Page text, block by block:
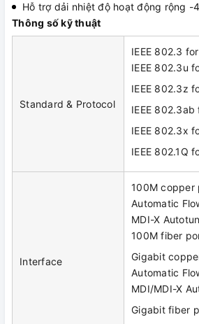
Hỗ trợ dải nhiệt độ hoạt động rộng
Thông số kỹ thuật
Standard & Protocol
IEEE 802.3
IEEE 802.3u
IEEE 802.3z
IEEE
IEEE 802.3x
IEEE 802.1Q
Interface
100M copper
Automatic
MDI-X
100M fiber
Gigabit
Automatic
MDI/MDI-X
Gigabit fiber